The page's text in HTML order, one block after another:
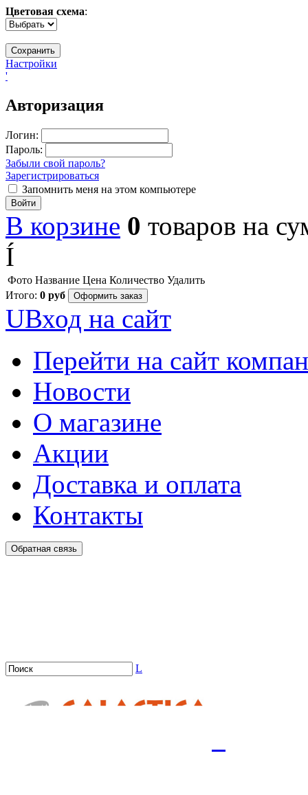
Цветовая схема:
Настройки
'
Авторизация
Логин:
Пароль:
Забыли свой пароль?
Зарегистрироваться
Запомнить меня на этом компьютере
Войти
В корзине 0 товаров на
Í
Фото Название Цена Количество Удалить
Итого: 0 руб Оформить заказ
UВход на сайт
Перейти на сайт
Новости
О магазине
Акции
Доставка и оплата
Контакты
Обратная связь
L